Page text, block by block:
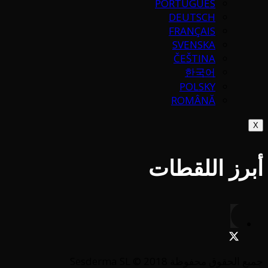
PORTUGUÉS
DEUTSCH
FRANÇAIS
SVENSKA
ČEŠTINA
한국어
POLSKY
ROMÂNĂ
X
أبرز اللقطات